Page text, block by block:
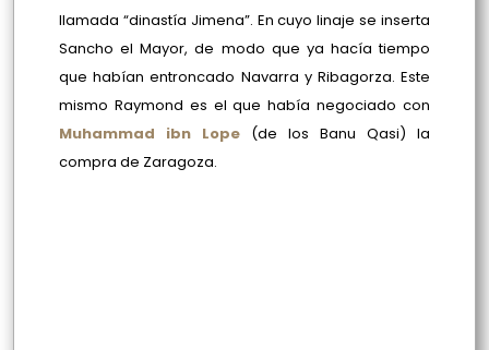
llamada “dinastía Jimena”. En cuyo linaje se inserta
Sancho el Mayor, de modo que ya hacía tiempo
que habían entroncado Navarra y Ribagorza. Este
mismo Raymond es el que había negociado con
Muhammad ibn Lope (de los Banu Qasi) la
compra de Zaragoza.